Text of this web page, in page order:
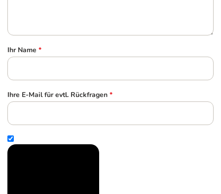
Ihr Name *
Ihre E-Mail für evtl. Rückfragen *